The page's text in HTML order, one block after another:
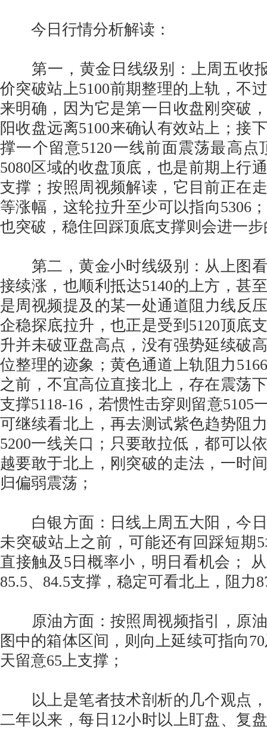
今日行情分析解读：
第一，黄金日线级别：上周五收
价突破站上5100前期整理的上轨，不
来明确，因为它是第一日收盘刚突破
阳收盘远离5100来确认有效站上；接
撑一个留意5120一线前面震荡最高点
5080区域的收盘顶底，也是前期上行
支撑；按照周视频解读，它目前正在
等涨幅，这轮拉升至少可以指向5306
也突破，稳住回踩顶底支撑则会进一
第二，黄金小时线级别：从上图看
接续涨，也顺利抵达5140的上方，甚
是周视频提及的某一处通道阻力线反
企稳探底拉升，也正是受到5120顶底
升并未破亚盘高点，没有强势延续破
位整理的迹象；黄色通道上轨阻力
之前，不宜高位直接北上，存在震荡
支撑5118-16，若惯性击穿则留意5105
可继续看北上，再去测试紫色趋势阻
5200一线关口；只要敢拉低，都可以
越要敢于北上，刚突破的走法，一时
归偏弱震荡；
白银方面：日线上周五大阳，今日
未突破站上之前，可能还有回踩短期
直接触及5日概率小，明日看机会；
85.5、84.5支撑，稳定可看北上，阻力
原油方面：按照周视频指引，原油
图中的箱体区间，则向上延续可指向
天留意65上支撑；
以上是笔者技术剖析的几个观点，
二年以来，每日12小时以上盯盘、复